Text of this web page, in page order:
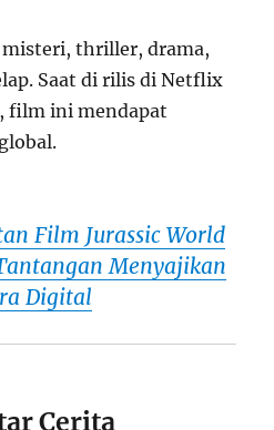
thriller, drama,
Saat di rilis di Netflix
film ini mendapat
Film Jurassic World
Menyajikan
Digital
Cerita